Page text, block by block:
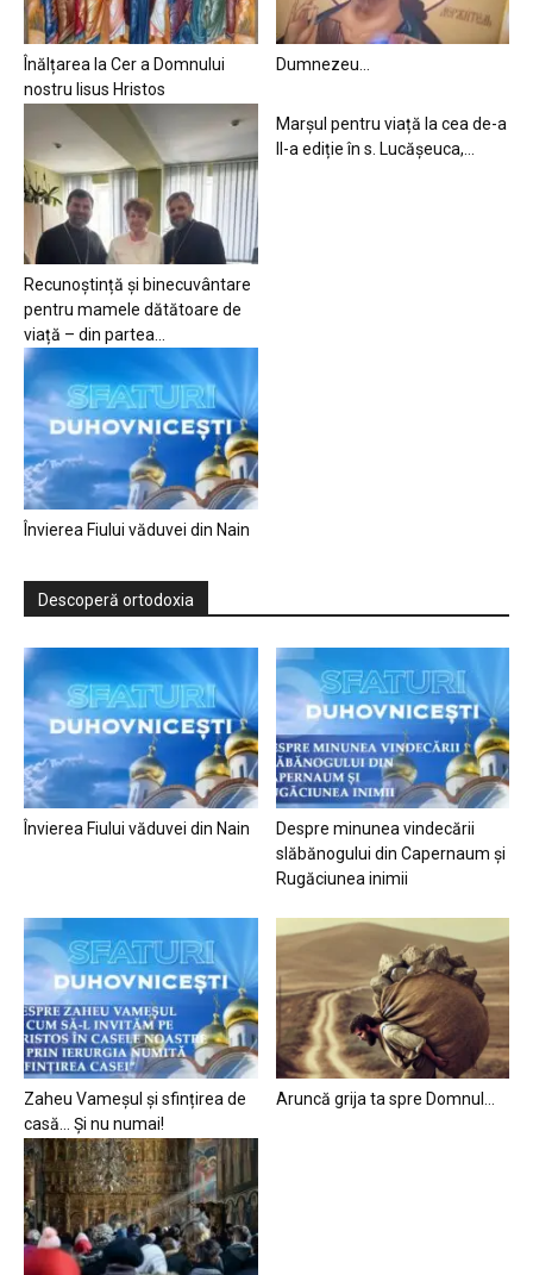
Înălțarea la Cer a Domnului
nostru Iisus Hristos
Dumnezeu…
Recunoștință și binecuvântare
pentru mamele dătătoare de
viață – din partea...
Marșul pentru viață la cea de-a
II-a ediție în s. Lucășeuca,...
Învierea Fiului văduvei din Nain
Descoperă ortodoxia
Învierea Fiului văduvei din Nain
Despre minunea vindecării
slăbănogului din Capernaum și
Rugăciunea inimii
Zaheu Vameșul și sfințirea de
casă… Și nu numai!
Aruncă grija ta spre Domnul…